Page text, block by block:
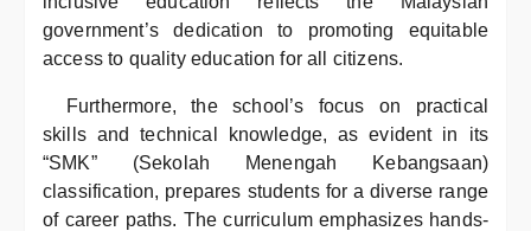
government’s dedication to promoting equitable
access to quality education for all citizens.
Furthermore, the school’s focus on practical
skills and technical knowledge, as evident in its
“SMK” (Sekolah Menengah Kebangsaan)
classification, prepares students for a diverse range
of career paths. The curriculum emphasizes hands-